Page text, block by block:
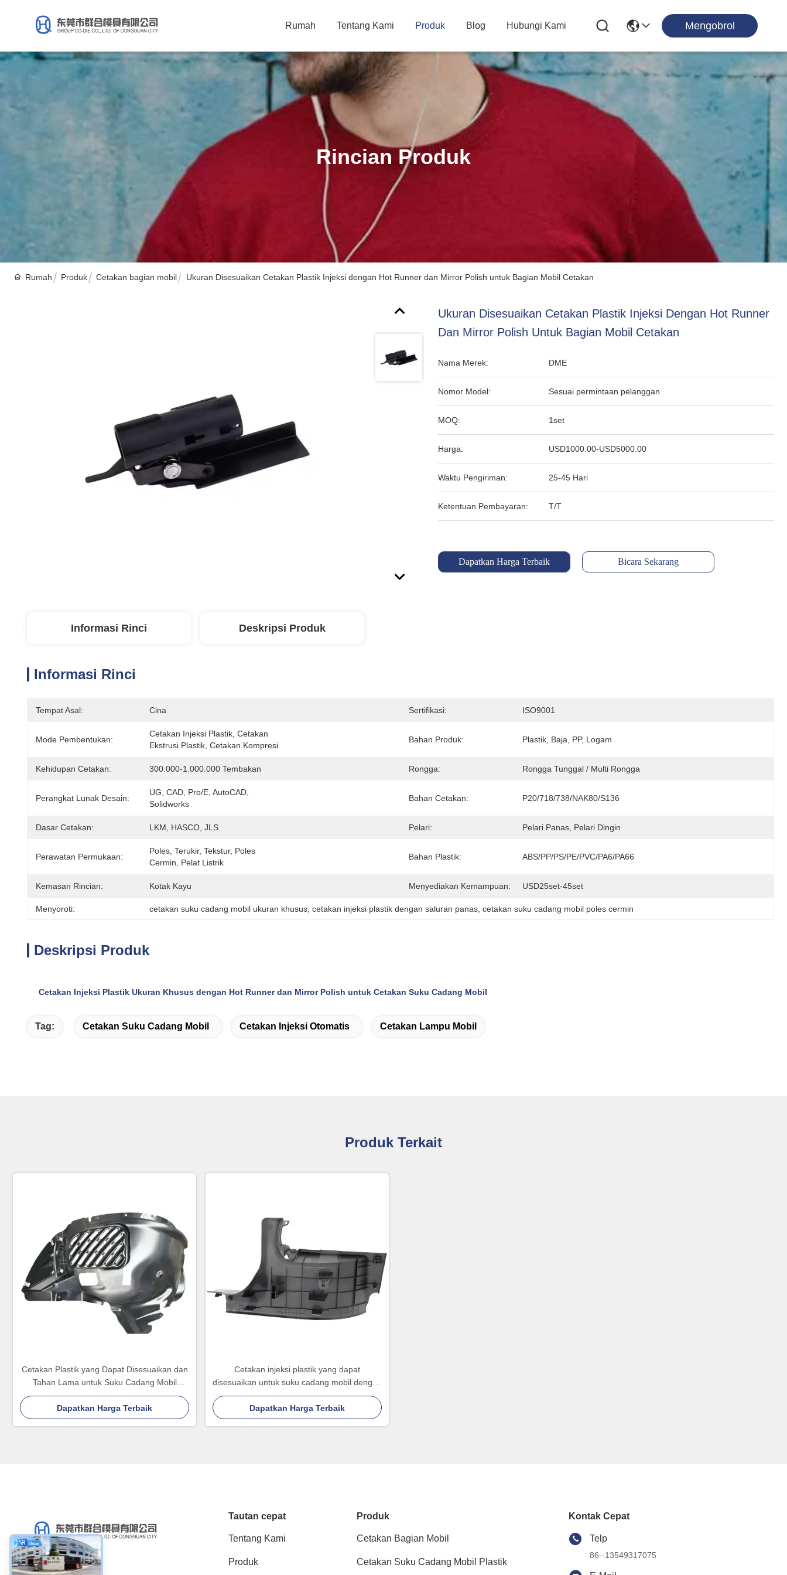
Rumah Tentang Kami Produk Blog Hubungi Kami Mengobrol
Rincian Produk
Rumah Produk Cetakan bagian mobil Ukuran Disesuaikan Cetakan Plastik Injeksi dengan Hot Runner dan Mirror Polish untuk Bagian Mobil Cetakan
Ukuran Disesuaikan Cetakan Plastik Injeksi Dengan Hot Runner
Dan Mirror Polish Untuk Bagian Mobil Cetakan
Nama Merek: DME
Nomor Model: Sesuai permintaan pelanggan
MOQ: 1set
Harga: USD1000.00-USD5000.00
Waktu Pengiriman: 25-45 Hari
Ketentuan Pembayaran: T/T
Dapatkan Harga Terbaik Bicara Sekarang
Informasi Rinci Deskripsi Produk
Informasi Rinci
Tempat Asal: Cina Sertifikasi: ISO9001
Mode Pembentukan:
Cetakan Injeksi Plastik, Cetakan
Ekstrusi Plastik, Cetakan Kompresi
Bahan Produk: Plastik, Baja, PP, Logam
Kehidupan Cetakan: 300.000-1.000.000 Tembakan Rongga: Rongga Tunggal / Multi Rongga
Perangkat Lunak Desain:
UG, CAD, Pro/E, AutoCAD,
Solidworks
Bahan Cetakan: P20/718/738/NAK80/S136
Dasar Cetakan: LKM, HASCO, JLS Pelari: Pelari Panas, Pelari Dingin
Perawatan Permukaan:
Poles, Terukir, Tekstur, Poles
Cermin, Pelat Listrik
Bahan Plastik: ABS/PP/PS/PE/PVC/PA6/PA66
Kemasan Rincian: Kotak Kayu Menyediakan Kemampuan: USD25set-45set
Menyoroti: cetakan suku cadang mobil ukuran khusus cetakan injeksi plastik dengan saluran panas cetakan suku cadang mobil poles cermin
Deskripsi Produk
Cetakan Injeksi Plastik Ukuran Khusus dengan Hot Runner dan Mirror Polish untuk Cetakan Suku Cadang Mobil
Tag: Cetakan Suku Cadang Mobil Cetakan Injeksi Otomatis Cetakan Lampu Mobil
Produk Terkait
Cetakan Plastik yang Dapat Disesuaikan dan
Tahan Lama untuk Suku Cadang Mobil
dengan Sertifikasi IATF16949
Dapatkan Harga Terbaik
Cetakan injeksi plastik yang dapat
disesuaikan untuk suku cadang mobil dengan
harga bersaing, pembuatan cetakan cepat,
dan kontrol kualitas yang ketat
Dapatkan Harga Terbaik
Tautan cepat
Tentang Kami
Produk
Produk
Cetakan Bagian Mobil
Cetakan Suku Cadang Mobil Plastik
Kontak Cepat
Telp
86--13549317075